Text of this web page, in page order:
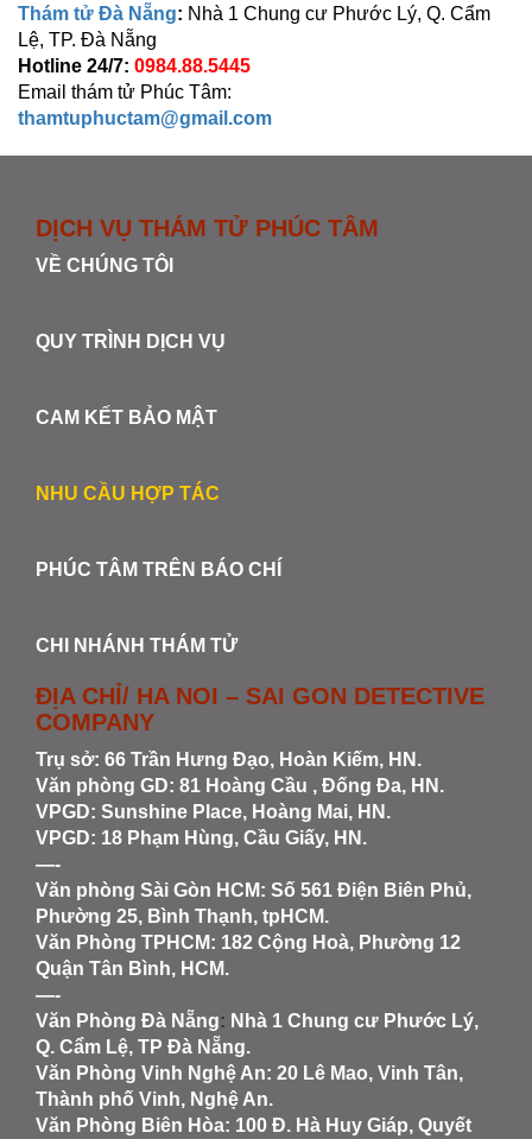
Thám tử Đà Nẵng: Nhà 1 Chung cư Phước Lý, Q. Cẩm
Lệ, TP. Đà Nẵng
Hotline 24/7: 0984.88.5445
Email thám tử Phúc Tâm:
thamtuphuctam@gmail.com
DỊCH VỤ THÁM TỬ PHÚC TÂM
VỀ CHÚNG TÔI
QUY TRÌNH DỊCH VỤ
CAM KẾT BẢO MẬT
NHU CẦU HỢP TÁC
PHÚC TÂM TRÊN BÁO CHÍ
CHI NHÁNH THÁM TỬ
ĐỊA CHỈ/ HA NOI – SAI GON DETECTIVE
COMPANY
Trụ sở: 66 Trần Hưng Đạo, Hoàn Kiếm, HN.
Văn phòng GD: 81 Hoàng Cầu , Đống Đa, HN.
VPGD: Sunshine Place, Hoàng Mai, HN.
VPGD: 18 Phạm Hùng, Cầu Giấy, HN.
—-
Văn phòng Sài Gòn HCM: Số 561 Điện Biên Phủ,
Phường 25, Bình Thạnh, tpHCM.
Văn Phòng TPHCM: 182 Cộng Hoà, Phường 12
Quận Tân Bình, HCM.
—-
Văn Phòng Đà Nẵng: Nhà 1 Chung cư Phước Lý,
Q. Cẩm Lệ, TP Đà Nẵng.
Văn Phòng Vinh Nghệ An: 20 Lê Mao, Vinh Tân,
Thành phố Vinh, Nghệ An.
Văn Phòng Biên Hòa: 100 Đ. Hà Huy Giáp, Quyết